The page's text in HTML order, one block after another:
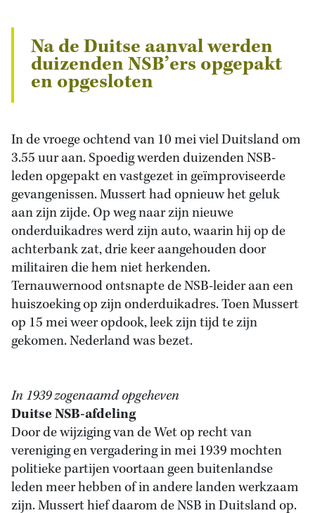
Na de Duitse aanval werden
duizenden NSB’ers opgepakt
en opgesloten
In de vroege ochtend van 10 mei viel Duitsland om
3.55 uur aan. Spoedig werden duizenden NSB-
leden opgepakt en vastgezet in geïmproviseerde
gevangenissen. Mussert had opnieuw het geluk
aan zijn zijde. Op weg naar zijn nieuwe
onderduikadres werd zijn auto, waarin hij op de
achterbank zat, drie keer aangehouden door
militairen die hem niet herkenden.
Ternauwernood ontsnapte de NSB-leider aan een
huiszoeking op zijn onderduikadres. Toen Mussert
op 15 mei weer opdook, leek zijn tijd te zijn
gekomen. Nederland was bezet.
In 1939 zogenaamd opgeheven
Duitse NSB-afdeling
Door de wijziging van de Wet op recht van
vereniging en vergadering in mei 1939 mochten
politieke partijen voortaan geen buitenlandse
leden meer hebben of in andere landen werkzaam
zijn. Mussert hief daarom de NSB in Duitsland op.